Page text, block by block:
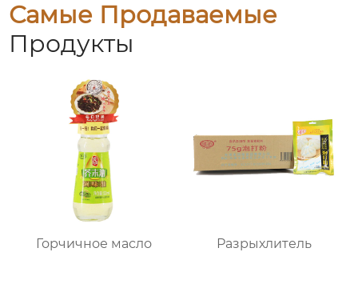
Самые Продаваемые
Продукты
Горчичное масло Разрыхлитель